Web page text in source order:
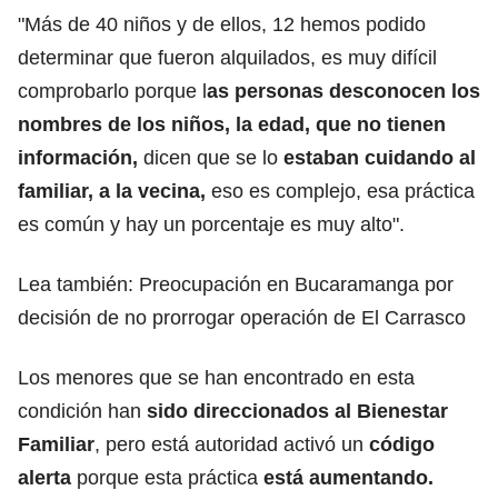
"Más de 40 niños y de ellos, 12 hemos podido
determinar que fueron alquilados, es muy difícil
comprobarlo porque las personas desconocen los
nombres de los niños, la edad, que no tienen
información, dicen que se lo estaban cuidando al
familiar, a la vecina, eso es complejo, esa práctica
es común y hay un porcentaje es muy alto".
Lea también: Preocupación en Bucaramanga por
decisión de no prorrogar operación de El Carrasco
Los menores que se han encontrado en esta
condición han sido direccionados al Bienestar
Familiar, pero está autoridad activó un código
alerta porque esta práctica está aumentando.